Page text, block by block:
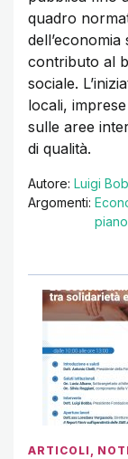
quadro
contributo al
sociale.
locali,
sulle aree
di qualità.
Autore: Luigi
Argomenti:
ARTICOLI ,